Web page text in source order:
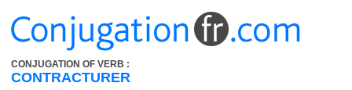
CONJUGATION OF VERB :
CONTRACTURER